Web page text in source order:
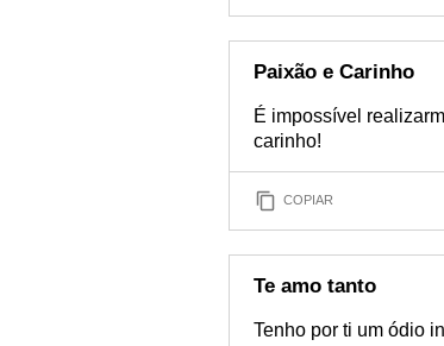
Paixão e Carinho
É impossível
carinho!
COPIAR
Te amo tanto
Tenho por ti um ódio